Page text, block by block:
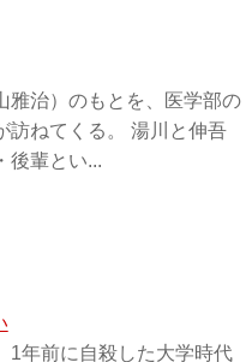
雅治）のもとを、医学部の
訪ねてくる。 湯川と伸吾
後輩とい...
1年前に自殺した大学時代